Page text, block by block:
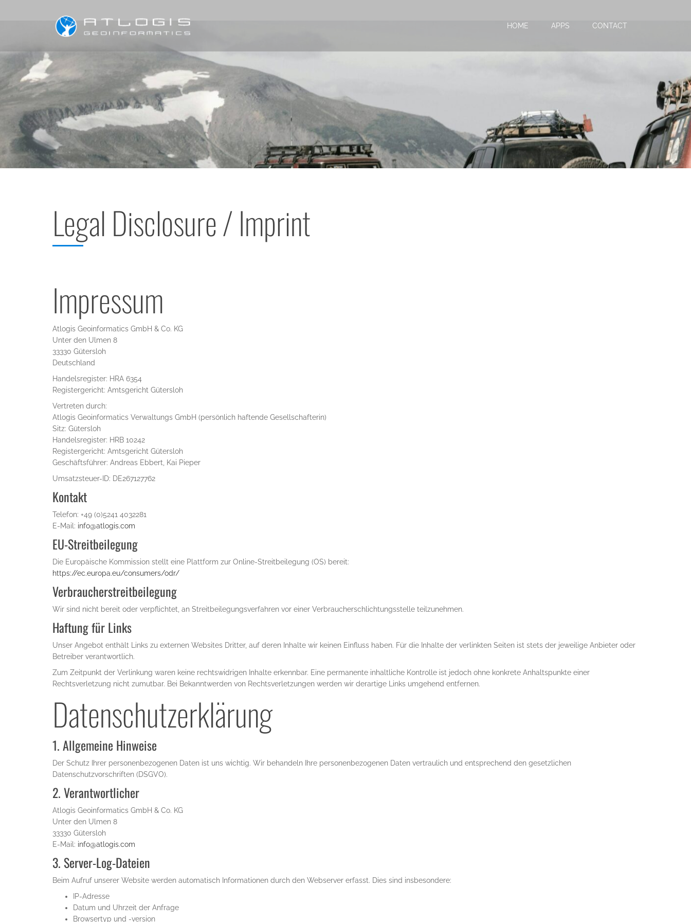
HOME APPS CONTACT
Legal Disclosure / Imprint
Impressum
Atlogis Geoinformatics GmbH & Co. KG
Unter den Ulmen 8
33330 Gütersloh
Deutschland
Handelsregister: HRA 6354
Registergericht: Amtsgericht Gütersloh
Vertreten durch:
Atlogis Geoinformatics Verwaltungs GmbH (persönlich haftende Gesellschafterin)
Sitz: Gütersloh
Handelsregister: HRB 10242
Registergericht: Amtsgericht Gütersloh
Geschäftsführer: Andreas Ebbert, Kai Pieper
Umsatzsteuer-ID: DE267127762
Kontakt
Telefon: +49 (0)5241 4032281
E-Mail: info@atlogis.com
EU-Streitbeilegung
Die Europäische Kommission stellt eine Plattform zur Online-Streitbeilegung (OS) bereit:
https://ec.europa.eu/consumers/odr/
Verbraucherstreitbeilegung
Wir sind nicht bereit oder verpflichtet, an Streitbeilegungsverfahren vor einer Verbraucherschlichtungsstelle teilzunehmen.
Haftung für Links
Unser Angebot enthält Links zu externen Websites Dritter, auf deren Inhalte wir keinen Einfluss haben. Für die Inhalte der verlinkten Seiten ist stets der jeweilige Anbieter oder
Betreiber verantwortlich.
Zum Zeitpunkt der Verlinkung waren keine rechtswidrigen Inhalte erkennbar. Eine permanente inhaltliche Kontrolle ist jedoch ohne konkrete Anhaltspunkte einer
Rechtsverletzung nicht zumutbar. Bei Bekanntwerden von Rechtsverletzungen werden wir derartige Links umgehend entfernen.
Datenschutzerklärung
1. Allgemeine Hinweise
Der Schutz Ihrer personenbezogenen Daten ist uns wichtig. Wir behandeln Ihre personenbezogenen Daten vertraulich und entsprechend den gesetzlichen
Datenschutzvorschriften (DSGVO).
2. Verantwortlicher
Atlogis Geoinformatics GmbH & Co. KG
Unter den Ulmen 8
33330 Gütersloh
E-Mail: info@atlogis.com
3. Server-Log-Dateien
Beim Aufruf unserer Website werden automatisch Informationen durch den Webserver erfasst. Dies sind insbesondere:
IP-Adresse
Datum und Uhrzeit der Anfrage
Browsertyp und -version